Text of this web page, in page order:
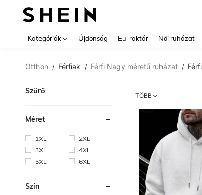
Kategóriák Újdonság Eu-raktár Női ruházat
Otthon / Férfiak / Férfi Nagy méretű ruházat /
Szűrő
Méret
1XL
2XL
3XL
4XL
5XL
6XL
Szín
TÖBB